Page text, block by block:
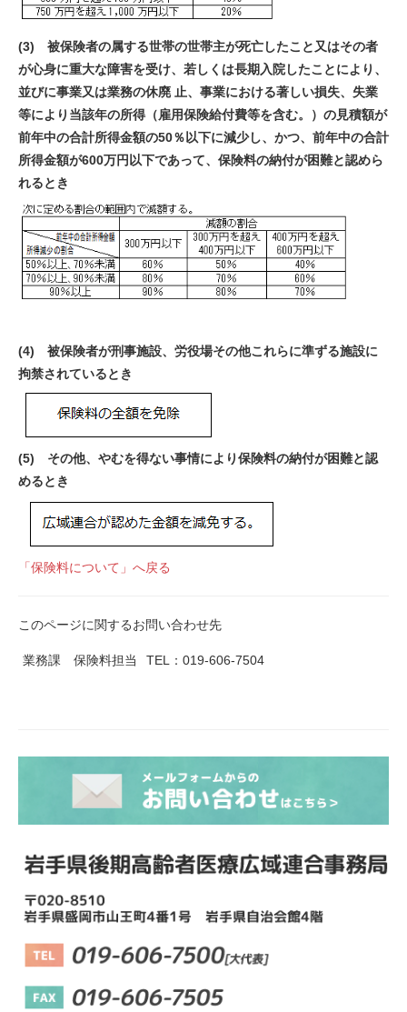
(3) 被保険者の属する世帯の世帯主が死亡したこと又はその者
が心身に重大な障害を受け、若しくは長期入院したことにより、
並びに事業又は業務の休廃 止、事業における著しい損失、失業
等により当該年の所得（雇用保険給付費等を含む。）の見積額が
前年中の合計所得金額の50％以下に減少し、かつ、前年中の合計
所得金額が600万円以下であって、保険料の納付が困難と認めら
れるとき
(4) 被保険者が刑事施設、労役場その他これらに準ずる施設に
拘禁されているとき
(5) その他、やむを得ない事情により保険料の納付が困難と認
めるとき
「保険料について」へ戻る
このページに関するお問い合わせ先
業務課 保険料担当 TEL：019-606-7504